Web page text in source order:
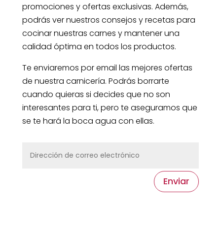
promociones y ofertas exclusivas. Además,
podrás ver nuestros consejos y recetas para
cocinar nuestras carnes y mantener una
calidad óptima en todos los productos.
Te enviaremos por email las mejores ofertas
de nuestra carnicería. Podrás borrarte
cuando quieras si decides que no son
interesantes para ti, pero te aseguramos que
se te hará la boca agua con ellas.
Enviar